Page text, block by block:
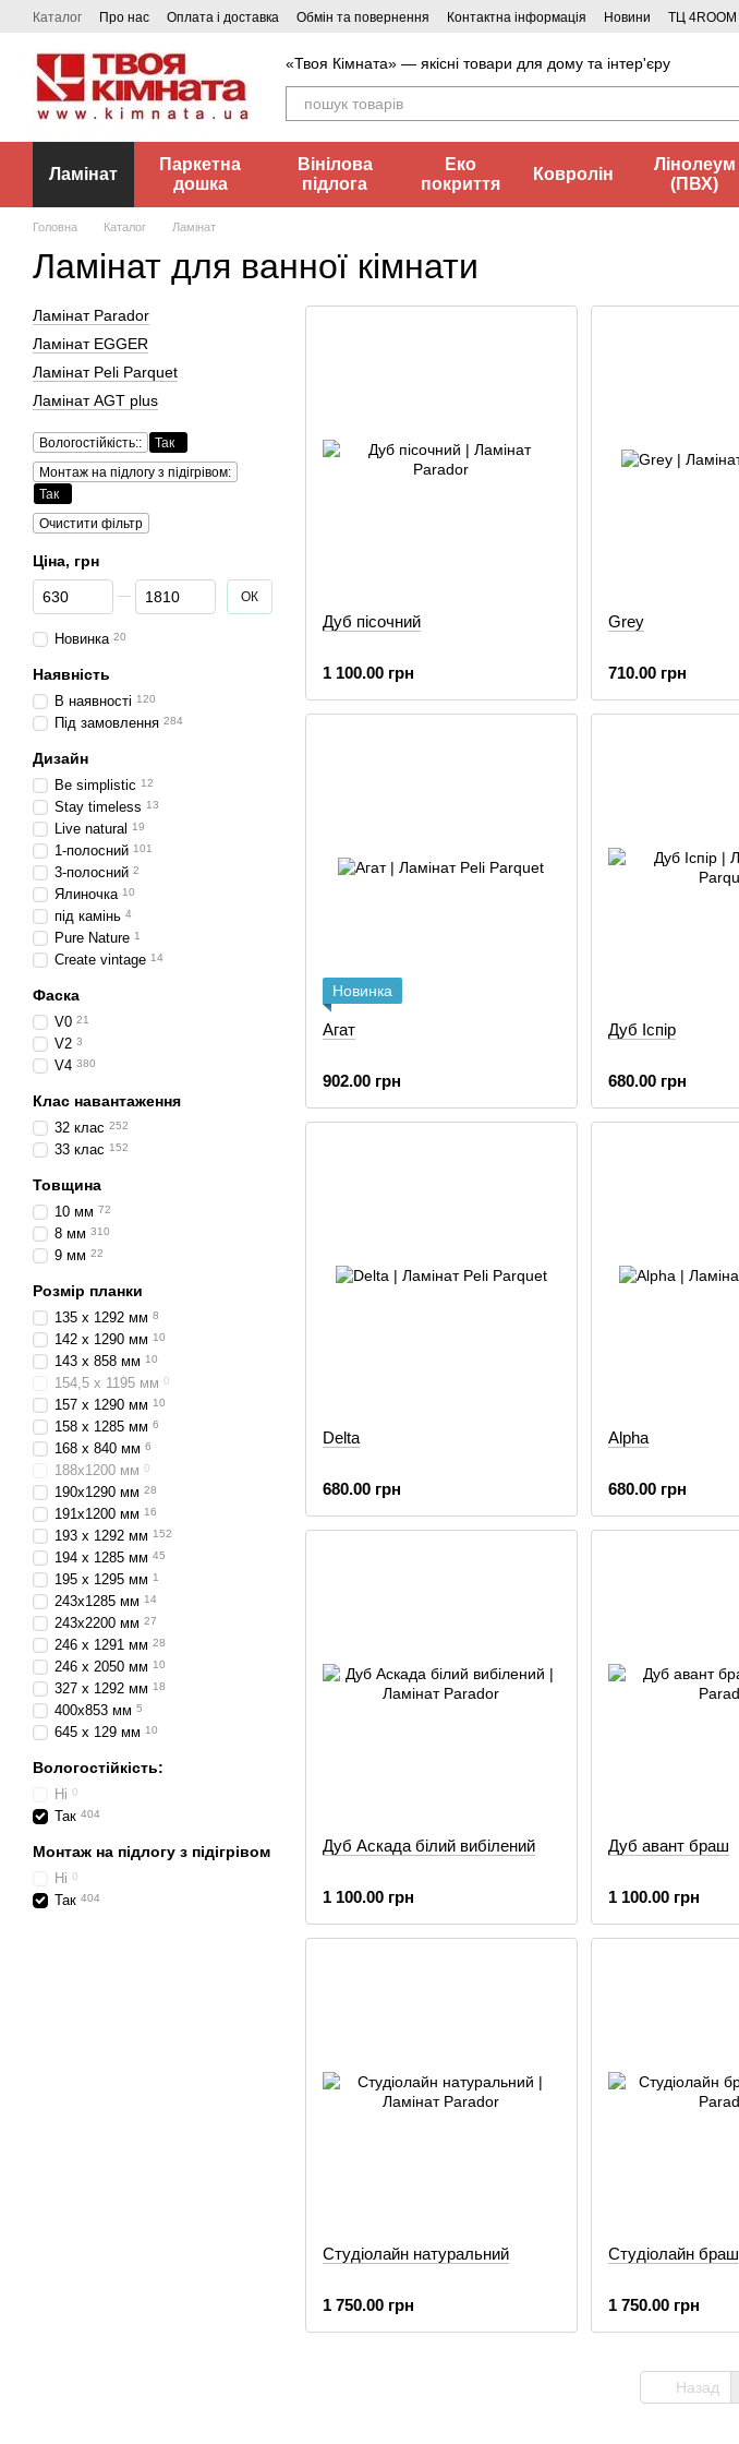
Перейти до основного контенту
Каталог Про нас Оплата і доставка Обмін та повернення Контактна інформація Новини ТЦ 4ROOM
«Твоя Кімната» — якісні товари для дому та інтер'єру
Ламінат
Паркетна
дошка
Вінілова
підлога
Еко
покриття
Ковролін
Лінолеум
(ПВХ)
Головна Каталог Ламінат
Ламінат для ванної кімнати
Дуб пісочний
1 100.00 грн
Grey
710.00 грн
Новинка
Агат
902.00 грн
Дуб Іспір
680.00 грн
Delta
680.00 грн
Alpha
680.00 грн
Дуб Аскада білий вибілений
1 100.00 грн
Дуб авант браш
1 100.00 грн
Студіолайн натуральний
1 750.00 грн
Студіолайн браш
1 750.00 грн
Назад
Ламінат Parador
Ламінат EGGER
Ламінат Peli Parquet
Ламінат AGT plus
Вологостійкість::
Так
Монтаж на підлогу з підігрівом:
Так
Очистити фільтр
Ціна, грн
Від Ціна, грн
До Ціна, грн ОК
Новинка 20
Наявність
В наявності 120
Під замовлення 284
Дизайн
Be simplistic 12
Stay timeless 13
Live natural 19
1-полосний 101
3-полосний 2
Ялиночка 10
під камінь 4
Pure Nature 1
Create vintage 14
Фаска
V0 21
V2 3
V4 380
Клас навантаження
32 клас 252
33 клас 152
Товщина
10 мм 72
8 мм 310
9 мм 22
Розмір планки
135 x 1292 мм 8
142 х 1290 мм 10
143 x 858 мм 10
154,5 х 1195 мм 0
157 x 1290 мм 10
158 x 1285 мм 6
168 x 840 мм 6
188х1200 мм 0
190x1290 мм 28
191х1200 мм 16
193 x 1292 мм 152
194 x 1285 мм 45
195 х 1295 мм 1
243x1285 мм 14
243x2200 мм 27
246 x 1291 мм 28
246 x 2050 мм 10
327 x 1292 мм 18
400х853 мм 5
645 х 129 мм 10
Вологостійкість:
Ні 0
Так 404
Монтаж на підлогу з підігрівом
Ні 0
Так 404